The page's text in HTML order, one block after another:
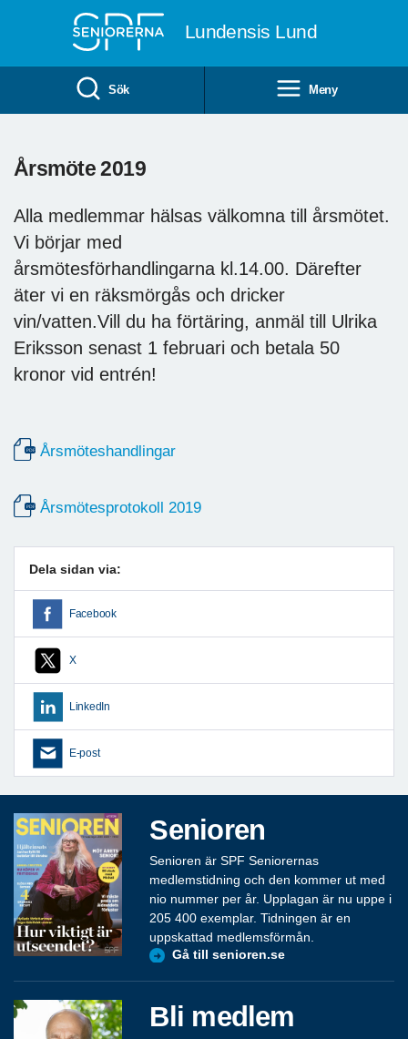
Lundensis Lund
Sök Meny
Årsmöte 2019
Alla medlemmar hälsas välkomna till årsmötet.
Vi börjar med
årsmötesförhandlingarna kl.14.00. Därefter
äter vi en räksmörgås och dricker
vin/vatten.Vill du ha förtäring, anmäl till Ulrika
Eriksson senast 1 februari och betala 50
kronor vid entrén!
Årsmöteshandlingar
Årsmötesprotokoll 2019
Dela sidan via:
Facebook
X
LinkedIn
E-post
Senioren
Senioren är SPF Seniorernas
medlemstidning och den kommer ut med
nio nummer per år. Upplagan är nu uppe i
205 400 exemplar. Tidningen är en
uppskattad medlemsförmån.
Gå till senioren.se
Bli medlem